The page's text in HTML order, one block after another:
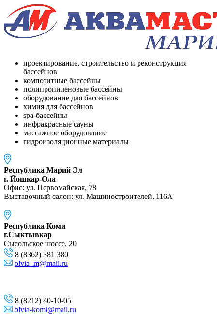
проектирование, строительство и реконструкция
бассейнов
композитные бассейны
полипропиленовые бассейны
оборудование для бассейнов
химия для бассейнов
spa-бассейны
инфракрасные сауны
массажное оборудование
гидроизоляционные материалы
Республика Марий Эл
г. Йошкар-Ола
Офис: ул. Первомайская, 78
Выставочный салон: ул. Машиностроителей, 116A
Республика Коми
г.Сыктывкар
Сысольское шоссе, 20
8 (8362) 381 380
olvia_m@mail.ru
8 (8212) 40-10-05
olvia-komi@mail.ru